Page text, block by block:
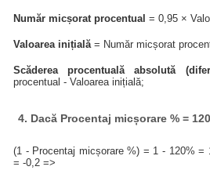
Număr micșorat procentual = 0,95 ×
Valoarea inițială = Număr micșorat
Scăderea procentuală absolută
procentual - Valoarea inițială;
4. Dacă Procentaj micșorare % =
(1 - Procentaj micșorare %) = 1 - 120% =
= -0,2 =>